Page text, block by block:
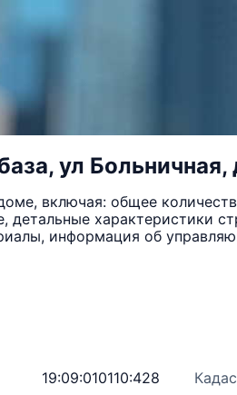
ул Больничная,
включая: общее
характеристики
информация об
19:09:010110:428